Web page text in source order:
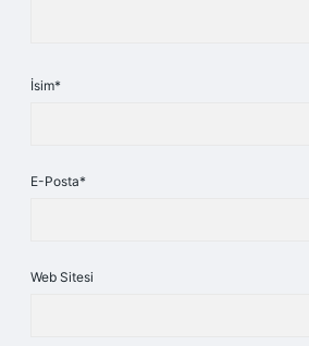
İsim*
E-Posta*
Web Sitesi